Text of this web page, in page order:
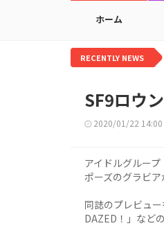
ホーム
RECENTLY NEWS
SF9ロウ
2020/01/22 14:00
アイドルグルー
ポーズのグラビア
同誌のプレビュ
DAZED！」など